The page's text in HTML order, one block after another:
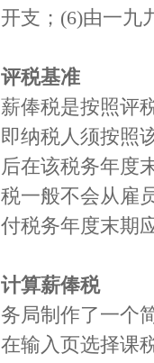
开支；(6)由一九
评税基准
薪俸税是按照评
即纳税人须按照
后在该税务年度
税一般不会从雇
付税务年度末期
计算薪俸税
务局制作了一个
在输入页选择课